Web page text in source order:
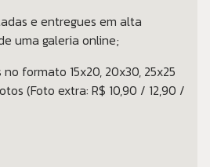
e entregues em alta
uma galeria online;
formato 15x20, 20x30, 25x25
(Foto extra: R$ 10,90 / 12,90 /